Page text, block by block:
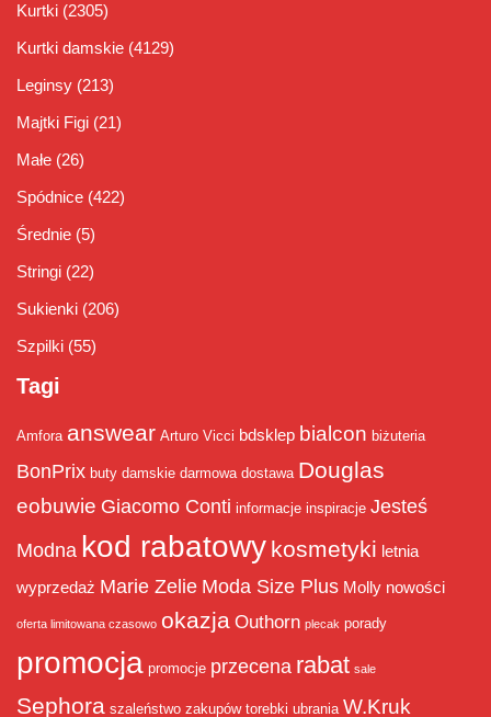
Kurtki (2305)
Kurtki damskie (4129)
Leginsy (213)
Majtki Figi (21)
Małe (26)
Spódnice (422)
Średnie (5)
Stringi (22)
Sukienki (206)
Szpilki (55)
Tagi
Amfora answear Arturo Vicci bdsklep bialcon biżuteria
BonPrix buty damskie darmowa dostawa Douglas
eobuwie Giacomo Conti informacje inspiracje Jesteś
Modna kod rabatowy kosmetyki letnia
wyprzedaż Marie Zelie Moda Size Plus Molly nowości
oferta limitowana czasowo okazja Outhorn plecak porady
promocja promocje przecena rabat sale
Sephora szaleństwo zakupów torebki ubrania W.Kruk